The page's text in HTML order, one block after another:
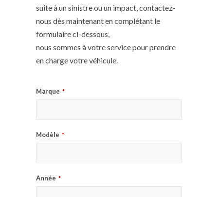
suite à un sinistre ou un impact, contactez-
nous dès maintenant en complétant le
formulaire ci-dessous,
nous sommes à votre service pour prendre
en charge votre véhicule.
Marque *
Modèle *
Année *